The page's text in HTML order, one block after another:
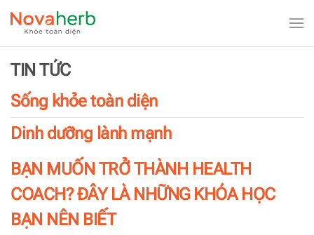
Skip to main content
TIN TỨC
Sống khỏe toàn diện
Dinh dưỡng lành mạnh
BẠN MUỐN TRỞ THÀNH HEALTH
COACH? ĐÂY LÀ NHỮNG KHÓA HỌC
BẠN NÊN BIẾT